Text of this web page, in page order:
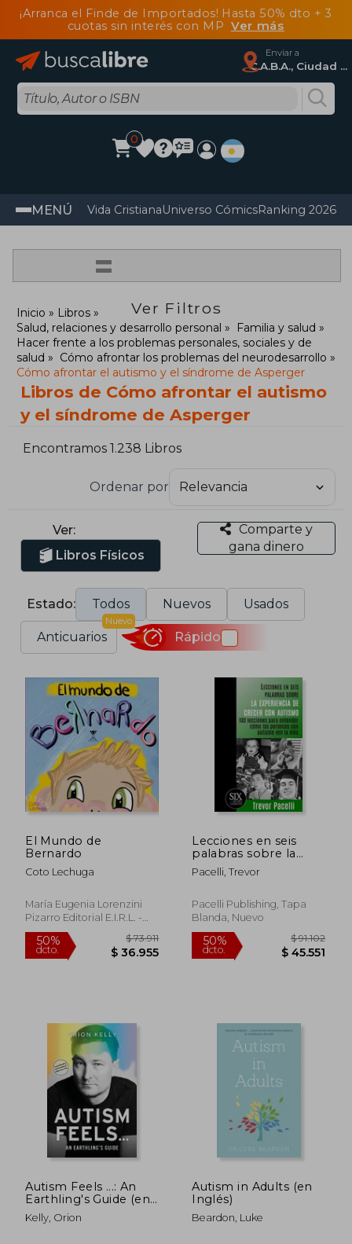
¡Arranca el Finde de Importados! Hasta 50% dto + 3
cuotas sin interés con MP Ver más
Enviar a
C.A.B.A., Ciudad Autónoma De Buenos Aires
0
MENÚ Vida CristianaUniverso CómicsRanking 2026
=
Ver Filtros
Inicio
Libros
Salud, relaciones y desarrollo personal
Familia y salud
Hacer frente a los problemas personales, sociales y de
salud
Cómo afrontar los problemas del neurodesarrollo
Cómo afrontar el autismo y el síndrome de Asperger
Libros de Cómo afrontar el autismo
y el síndrome de Asperger
Encontramos 1.238 Libros
Ordenar por
Ver:
Libros Físicos
Comparte y
gana dinero
Estado: Todos Nuevos Usados
Anticuarios
Nuevo
Rápido
El Mundo de
Bernardo
Coto Lechuga
María Eugenia Lorenzini
Pizarro Editorial E.I.R.L. -
Editorial Forja, 2023, Tapa
Dura, Nuevo
Lecciones en seis
palabras sobre la
experiencia de crecer
con autismo: 100
entender cómo las
personas con
Pacelli, Trevor
Pacelli Publishing, Tapa
Blanda, Nuevo
50%
dcto.
Autism Feels ...: An
Earthling's Guide (en
Inglés)
Kelly, Orion
Autism in Adults (en
Inglés)
Beardon, Luke